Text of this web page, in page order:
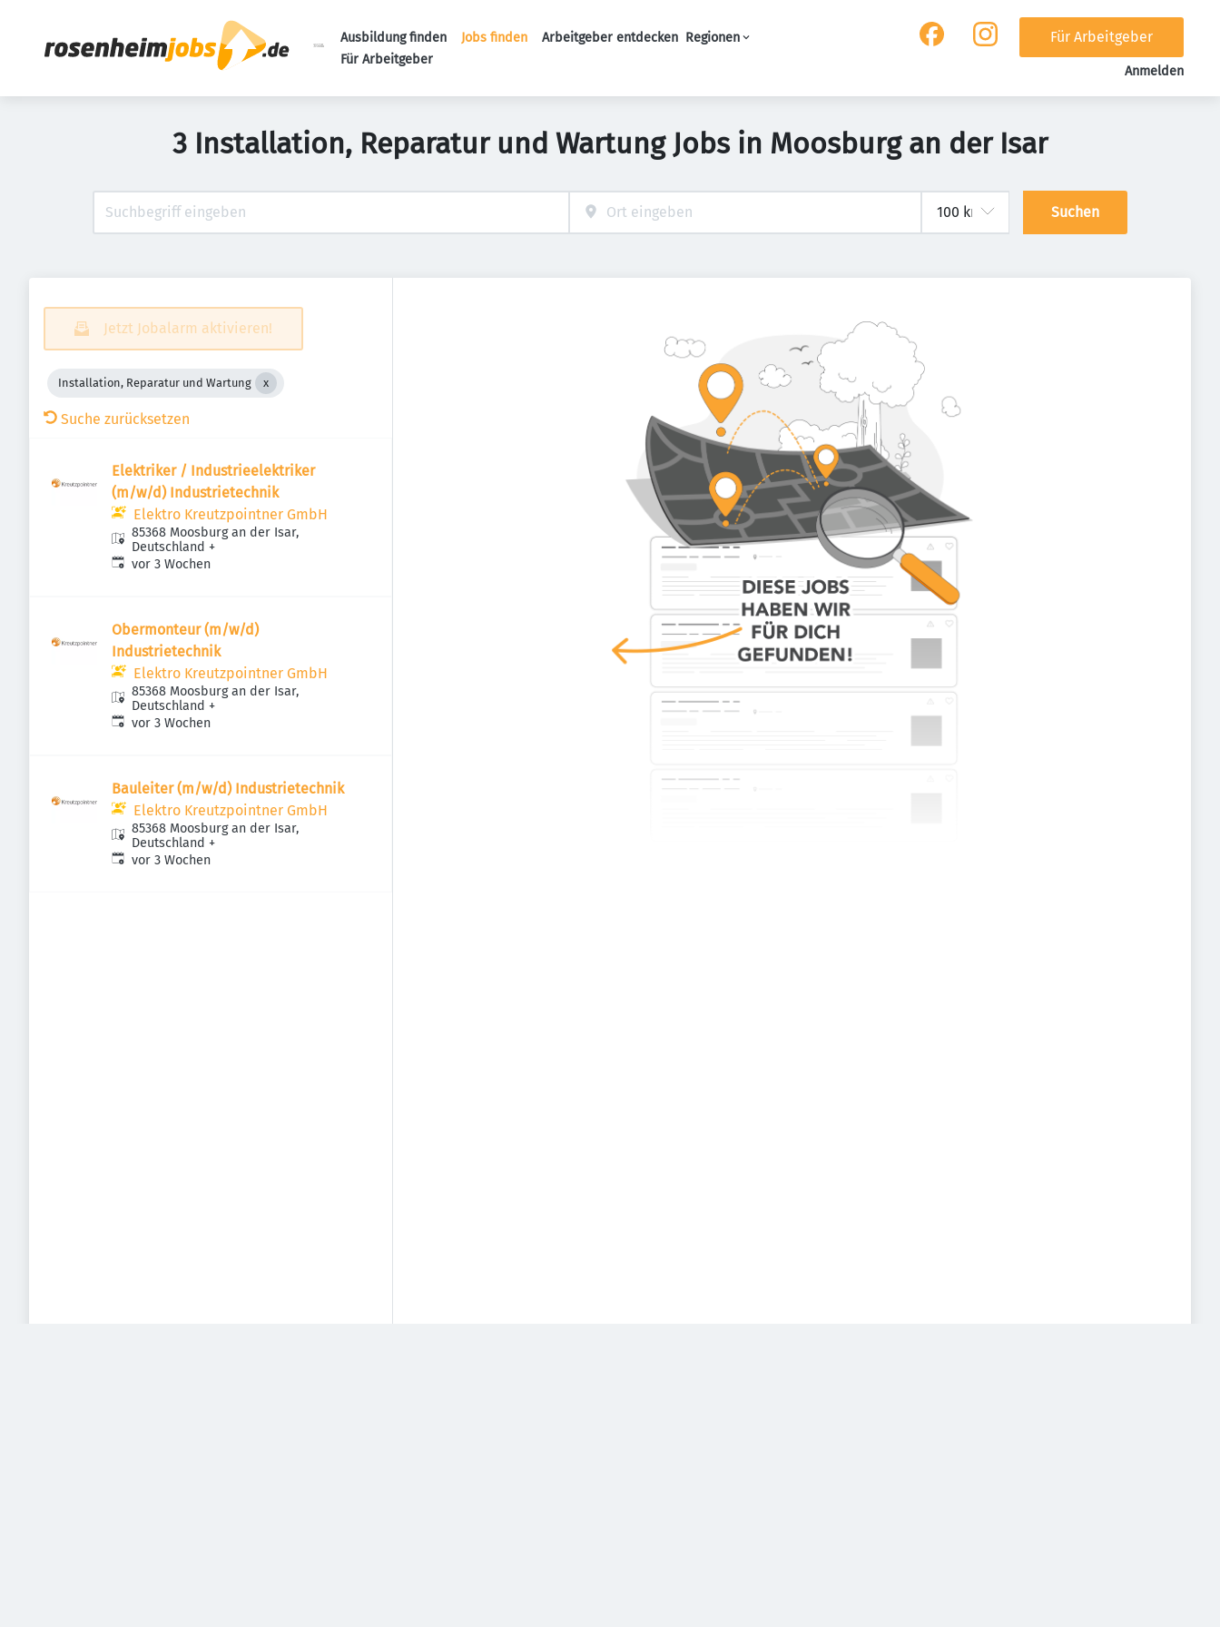
Ausbildung finden Jobs finden Arbeitgeber entdecken Regionen
Für Arbeitgeber
Für Arbeitgeber
Anmelden
3 Installation, Reparatur und Wartung Jobs in Moosburg an der Isar
Suchen
Jetzt Jobalarm aktivieren!
Installation, Reparatur und Wartung
Suche zurücksetzen
Elektriker / Industrieelektriker
(m/w/d) Industrietechnik
Elektro Kreutzpointner GmbH
85368 Moosburg an der Isar,
Deutschland +
Veröffentlicht:
vor 3 Wochen
Obermonteur (m/w/d)
Industrietechnik
Elektro Kreutzpointner GmbH
85368 Moosburg an der Isar,
Deutschland +
Veröffentlicht:
vor 3 Wochen
Bauleiter (m/w/d) Industrietechnik
Elektro Kreutzpointner GmbH
85368 Moosburg an der Isar,
Deutschland +
Veröffentlicht:
vor 3 Wochen